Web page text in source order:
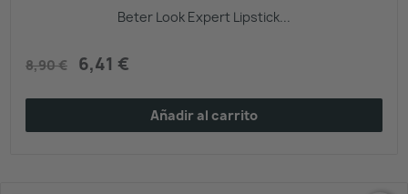
Beter Look Expert Lipstick...
8,90 € 6,41 €
Añadir al carrito